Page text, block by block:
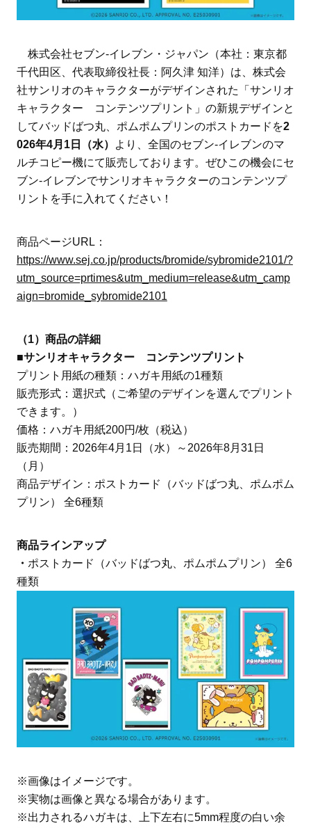
株式会社セブン‐イレブン・ジャパン（本社：東京都
千代田区、代表取締役社長：阿久津 知洋）は、株式会
社サンリオのキャラクターがデザインされた「サンリオ
キャラクター コンテンツプリント」の新規デザインと
してバッドばつ丸、ポムポムプリンのポストカードを2
026年4月1日（水）
より、全国のセブン‐イレブンのマ
ルチコピー機にて販売しております。ぜひこの機会にセ
ブン‐イレブンでサンリオキャラクターのコンテンツプ
リントを手に入れてください！
商品ページURL：
https://www.sej.co.jp/products/bromide/sybromide2101/?
utm_source=prtimes&utm_medium=release&utm_camp
aign=bromide_sybromide2101
（1）商品の詳細
■サンリオキャラクター コンテンツプリント
プリント用紙の種類：ハガキ用紙の1種類
販売形式：選択式（ご希望のデザインを選んでプリント
できます。）
価格：ハガキ用紙200円/枚（税込）
販売期間：2026年4月1日（水）～2026年8月31日
（月）
商品デザイン：ポストカード（バッドばつ丸、ポムポム
プリン） 全6種類
商品ラインアップ
・ ポストカード（バッドばつ丸、ポムポムプリン） 全6
種類
※画像はイメージです。
※実物は画像と異なる場合があります。
※出力されるハガキは、上下左右に5mm程度の白い余